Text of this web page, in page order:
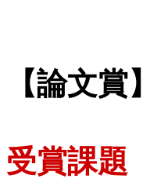
【論文賞】
受賞課題